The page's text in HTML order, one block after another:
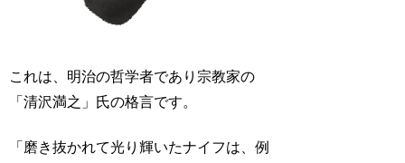
これは、明治の哲学者であり宗教家の
「清沢満之」氏の格言です。
「磨き抜かれて光り輝いたナイフは、例